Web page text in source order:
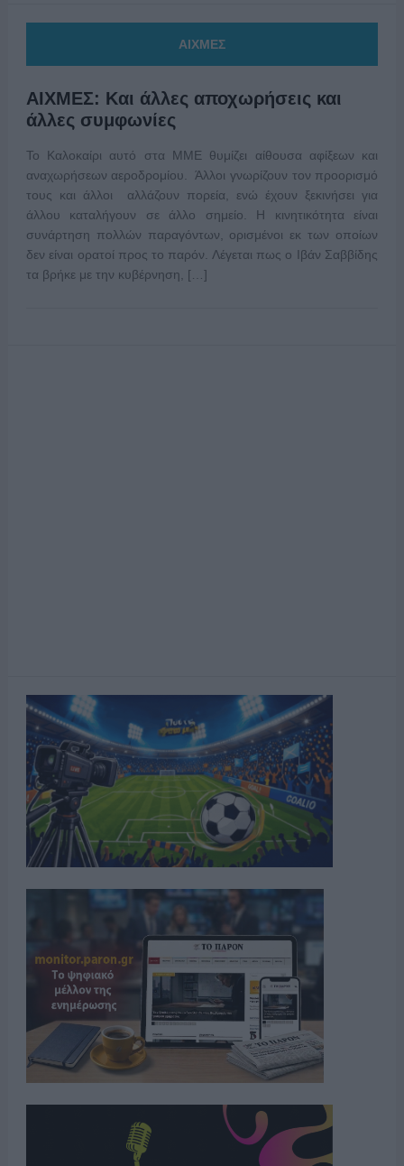
ΑΙΧΜΕΣ
ΑΙΧΜΕΣ: Και άλλες αποχωρήσεις και
άλλες συμφωνίες
Το Καλοκαίρι αυτό στα ΜΜΕ θυμίζει αίθουσα αφίξεων και
αναχωρήσεων αεροδρομίου. Άλλοι γνωρίζουν τον προορισμό
τους και άλλοι αλλάζουν πορεία, ενώ έχουν ξεκινήσει για
άλλου καταλήγουν σε άλλο σημείο. Η κινητικότητα είναι
συνάρτηση πολλών παραγόντων, ορισμένοι εκ των οποίων
δεν είναι ορατοί προς το παρόν. Λέγεται πως ο Ιβάν Σαββίδης
τα βρήκε με την κυβέρνηση, […]